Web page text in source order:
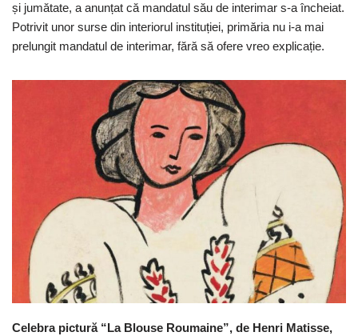
și jumătate, a anunțat că mandatul său de interimar s-a încheiat.
Potrivit unor surse din interiorul instituției, primăria nu i-a mai
prelungit mandatul de interimar, fără să ofere vreo explicație.
Celebra pictură “La Blouse Roumaine”, de Henri Matisse,